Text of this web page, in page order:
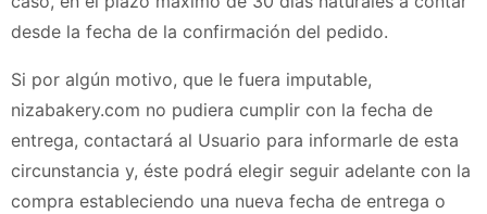
desde la fecha de la confirmación del pedido.
Si por algún motivo, que le fuera imputable,
nizabakery.com no pudiera cumplir con la fecha de
entrega, contactará al Usuario para informarle de esta
circunstancia y, éste podrá elegir seguir adelante con la
compra estableciendo una nueva fecha de entrega o